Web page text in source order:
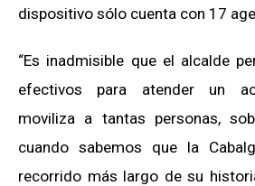
dispositivo sólo cuenta con 17
“Es inadmisible que el alcalde
efectivos para atender un
moviliza a tantas personas,
cuando sabemos que la
recorrido más largo de su